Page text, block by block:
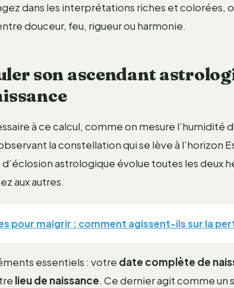
dans les interprétations riches et colorées,
douceur, feu, rigueur ou harmonie.
son ascendant
à ce calcul, comme on mesure l’humidité
la constellation qui se lève à l’horizon
astrologique évolue toutes les deux
aux autres.
pour maigrir : comment agissent-ils sur la
essentiels : votre date complète de
lieu de naissance. Ce dernier agit comme un